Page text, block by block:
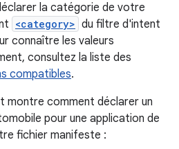
la catégorie de votre
<category> du filtre d'intent
connaître les valeurs
consultez la liste des
compatibles.
montre comment déclarer un
pour une application de
fichier manifeste :